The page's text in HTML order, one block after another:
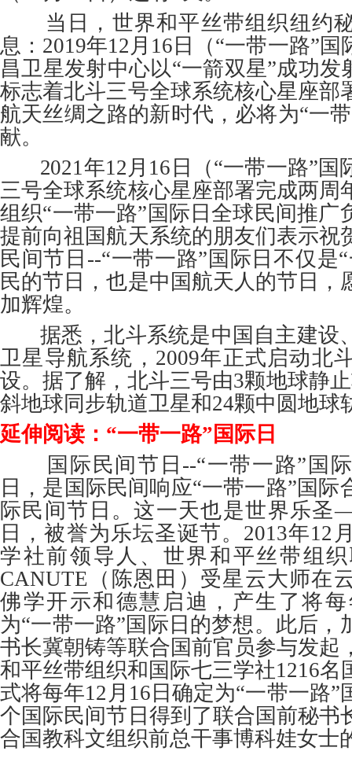
当日，世界和平丝带组织纽约
息：2019年12月16日（“一带一路”
昌卫星发射中心以“一箭双星”成功发
标志着北斗三号全球系统核心星座部
航天丝绸之路的新时代，必将为“一
献。
2021年12月16日（“一带一路”国
三号全球系统核心星座部署完成两周
组织“一带一路”国际日全球民间推广
提前向祖国航天系统的朋友们表示祝
民间节日--“一带一路”国际日不仅是
民的节日，也是中国航天人的节日，
加辉煌。
据悉，北斗系统是中国自主建设
卫星导航系统，2009年正式启动北
设。据了解，北斗三号由3颗地球静
斜地球同步轨道卫星和24颗中圆地球
延伸阅读：“一带一路”国际日
国际民间节日--“一带一路”国际
日，是国际民间响应“一带一路”国际
际民间节日。这一天也是世界乐
日，被誉为乐坛圣诞节。2013年12
学社前领导人、世界和平丝带组
CANUTE（陈恩田）受星云大师在
佛学开示和德慧启迪，产生了将
为“一带一路”国际日的梦想。此后，
书长冀朝铸等联合国前官员参与发起
和平丝带组织和国际七三学社1216名
式将每年12月16日确定为“一带一路”
个国际民间节日得到了联合国前秘书
合国教科文组织前总干事博科娃女士